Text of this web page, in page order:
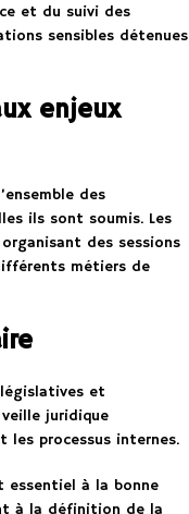
et du suivi des
sensibles détenues
enjeux
des
ils sont soumis. Les
des sessions
métiers de
et
juridique
les processus internes.
essentiel à la bonne
à la définition de la